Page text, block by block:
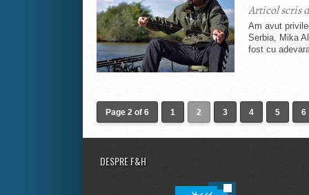
Articol scris
Am avut
Serbia, Mika
fost cu
Page 2 of 6 1 2 3 4 5 6
DESPRE F&H